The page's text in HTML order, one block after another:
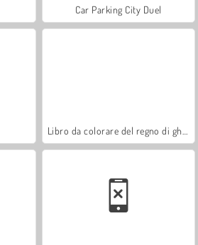
Car Parking City Duel